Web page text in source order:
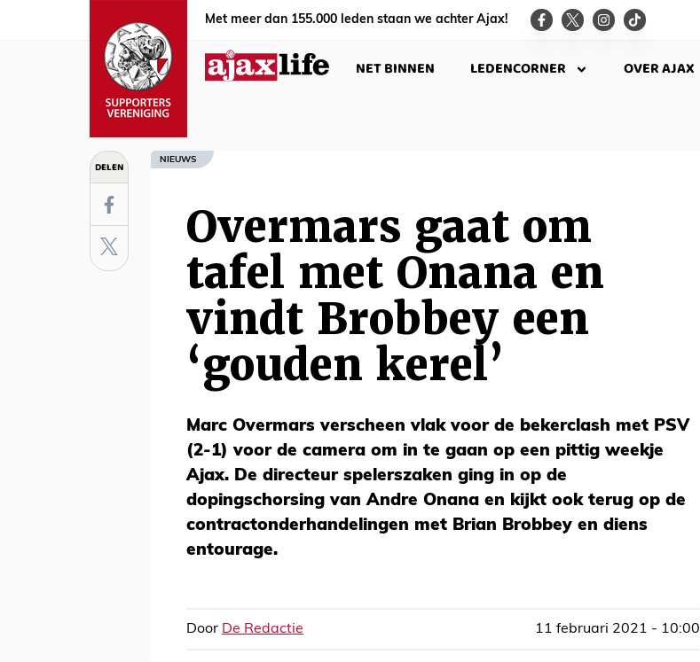
Met meer dan 155.000 leden staan we achter Ajax!
NET BINNEN LEDENCORNER OVER AJAX
DELEN NIEUWS
Overmars gaat om
tafel met Onana en
vindt Brobbey een
‘gouden kerel’
Marc Overmars verscheen vlak voor de bekerclash met PSV
(2-1) voor de camera om in te gaan op een pittig weekje
Ajax. De directeur spelerszaken ging in op de
dopingschorsing van Andre Onana en kijkt ook terug op de
contractonderhandelingen met Brian Brobbey en diens
entourage.
Door De Redactie 11 februari 2021 - 10:00